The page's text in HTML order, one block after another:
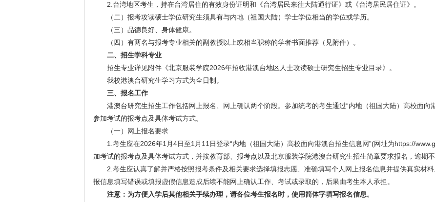
2.台湾地区考生，持在台湾居住的有效身份证明和《台湾居民来往大陆通行证》或《台湾居民居住证》。
（二）报考攻读硕士学位研究生须具有与内地（祖国大陆）学士学位相当的学位或学历。
（三）品德良好、身体健康。
（四）有两名与报考专业相关的副教授以上或相当职称的学者书面推荐（见附件）。
二、招生学科专业
招生专业详见附件《北京服装学院2026年招收港澳台地区人士攻读硕士研究生招生专业目录》。
我校港澳台研究生学习方式为全日制。
三、报名工作
港澳台研究生招生工作包括网上报名、网上确认两个阶段。参加统考的考生通过“内地（祖国大陆）高校面向
参加考试的报考点及具体考试方式。
（一）网上报名要求
1.考生应在2026年1月4日至1月11日登录“内地（祖国大陆）高校面向港澳台招生信息网”(网址为https://
加考试的报考点及具体考试方式，并按教育部、报考点以及北京服装学院港澳台研究生招生简章要求报名，逾期
2.考生应认真了解并严格按照报考条件及相关要求选择填报志愿、准确填写个人网上报名信息并提供真实材
报信息填写错误或填报虚假信息造成后续不能网上确认工作、考试或录取的，后果由考生本人承担。
注意：为方便入学后其他相关手续办理，请各位考生报名时，使用简体字填写报名信息。